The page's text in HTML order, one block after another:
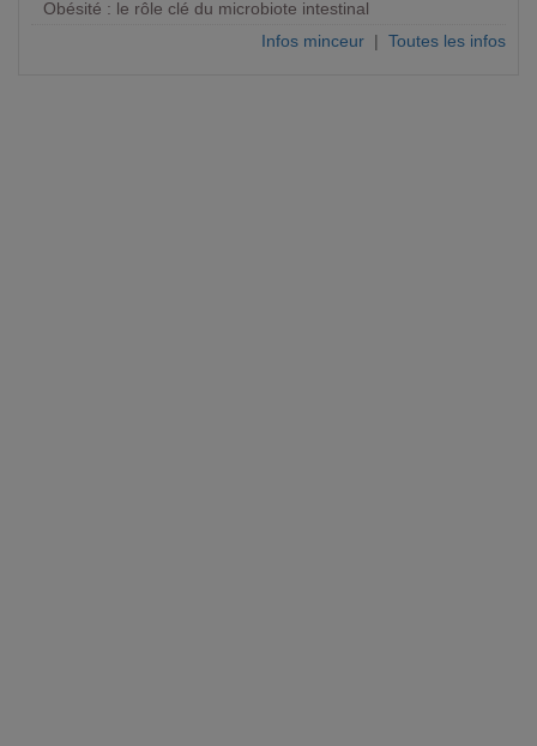
Obésité : le rôle clé du microbiote intestinal
Infos minceur | Toutes les infos